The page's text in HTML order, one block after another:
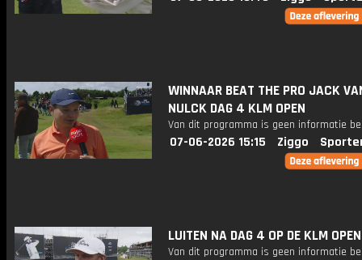
WINNAAR BEAT THE PRO JACK
NULCK DAG 4 KLM OPEN
Van dit programma is geen informatie
07-06-2026 15:15 Ziggo
LUITEN NA DAG 4 OP DE KLM OPEN
Van dit programma is geen informatie